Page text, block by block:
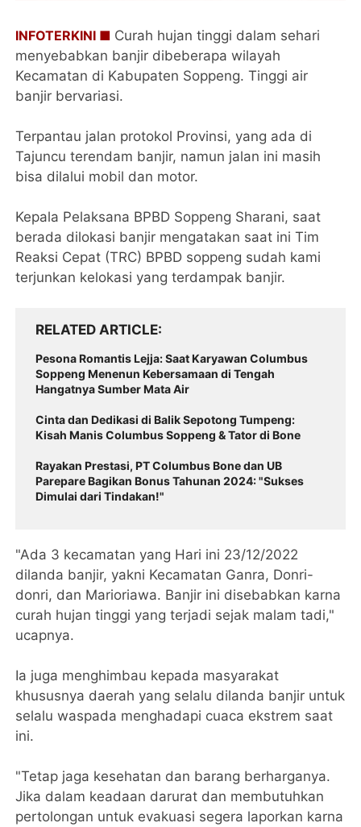
INFOTERKINI ■ Curah hujan tinggi dalam sehari
menyebabkan banjir dibeberapa wilayah
Kecamatan di Kabupaten Soppeng. Tinggi air
banjir bervariasi.
Terpantau jalan protokol Provinsi, yang ada di
Tajuncu terendam banjir, namun jalan ini masih
bisa dilalui mobil dan motor.
Kepala Pelaksana BPBD Soppeng Sharani, saat
berada dilokasi banjir mengatakan saat ini Tim
Reaksi Cepat (TRC) BPBD soppeng sudah kami
terjunkan kelokasi yang terdampak banjir.
RELATED ARTICLE
Pesona Romantis Lejja: Saat Karyawan Columbus
Soppeng Menenun Kebersamaan di Tengah
Hangatnya Sumber Mata Air
Cinta dan Dedikasi di Balik Sepotong Tumpeng:
Kisah Manis Columbus Soppeng & Tator di Bone
Rayakan Prestasi, PT Columbus Bone dan UB
Parepare Bagikan Bonus Tahunan 2024: "Sukses
Dimulai dari Tindakan!"
"Ada 3 kecamatan yang Hari ini 23/12/2022
dilanda banjir, yakni Kecamatan Ganra, Donri-
donri, dan Marioriawa. Banjir ini disebabkan karna
curah hujan tinggi yang terjadi sejak malam tadi,"
ucapnya.
Ia juga menghimbau kepada masyarakat
khususnya daerah yang selalu dilanda banjir untuk
selalu waspada menghadapi cuaca ekstrem saat
ini.
"Tetap jaga kesehatan dan barang berharganya.
Jika dalam keadaan darurat dan membutuhkan
pertolongan untuk evakuasi segera laporkan karna